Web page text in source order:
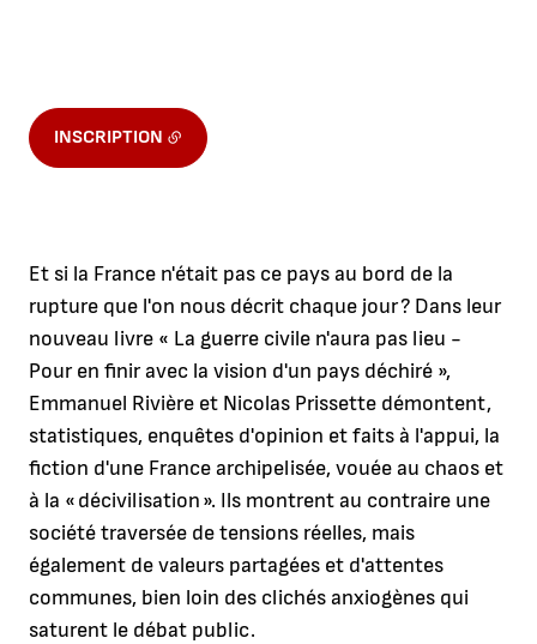
INSCRIPTION
Et si la France n'était pas ce pays au bord de la
rupture que l'on nous décrit chaque jour ? Dans leur
nouveau livre « La guerre civile n'aura pas lieu -
Pour en finir avec la vision d'un pays déchiré »,
Emmanuel Rivière et Nicolas Prissette démontent,
statistiques, enquêtes d'opinion et faits à l'appui, la
fiction d'une France archipelisée, vouée au chaos et
à la « décivilisation ». Ils montrent au contraire une
société traversée de tensions réelles, mais
également de valeurs partagées et d'attentes
communes, bien loin des clichés anxiogènes qui
saturent le débat public.